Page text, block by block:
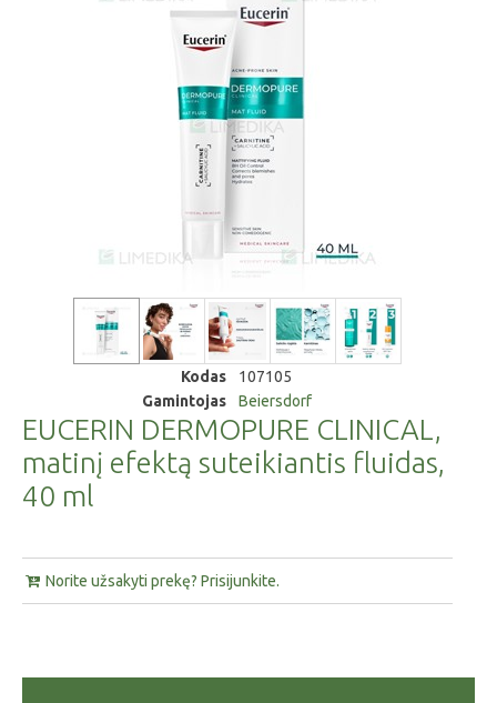
Kodas
107105
Gamintojas
Beiersdorf
EUCERIN DERMOPURE CLINICAL,
matinį efektą suteikiantis fluidas,
40 ml
Norite užsakyti prekę? Prisijunkite.